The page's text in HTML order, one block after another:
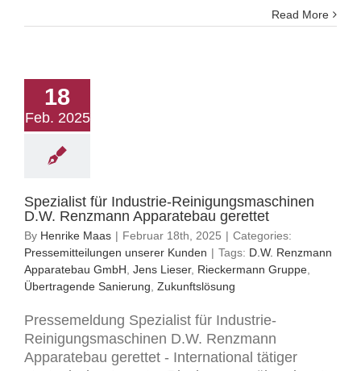
Read More
18
Feb. 2025
Spezialist für Industrie-Reinigungsmaschinen
D.W. Renzmann Apparatebau gerettet
By Henrike Maas | Februar 18th, 2025 | Categories:
Pressemitteilungen unserer Kunden | Tags: D.W. Renzmann
Apparatebau GmbH Jens Lieser, Rieckermann Gruppe
Übertragende Sanierung Zukunftslösung
Pressemeldung Spezialist für Industrie-
Reinigungsmaschinen D.W. Renzmann
Apparatebau gerettet - International tätiger